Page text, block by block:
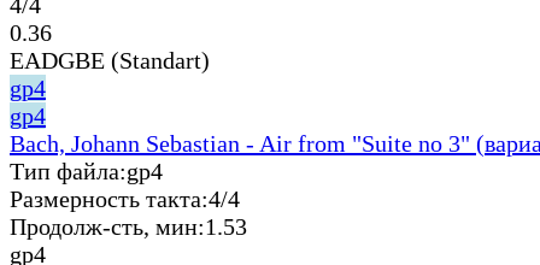
0.36
EADGBE (Standart)
gp4
gp4
Bach, Johann Sebastian - Air from "Suite no 3"
Тип файла:gp4
Размерность такта:4/4
Продолж-сть, мин:1.53
gp4